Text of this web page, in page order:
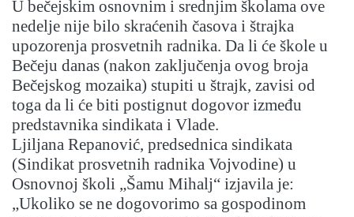
U bečejskim osnovnim i srednjim školama ove
nedelje nije bilo skraćenih časova i štrajka
upozorenja prosvetnih radnika. Da li će škole u
Bečeju danas (nakon zaključenja ovog broja
Bečejskog mozaika) stupiti u štrajk, zavisi od
toga da li će biti postignut dogovor između
predstavnika sindikata i Vlade.
Ljiljana Repanović, predsednica sindikata
(Sindikat prosvetnih radnika Vojvodine) u
Osnovnoj školi „Šamu Mihalj“ izjavila je:
„Ukoliko se ne dogovorimo sa gospodinom